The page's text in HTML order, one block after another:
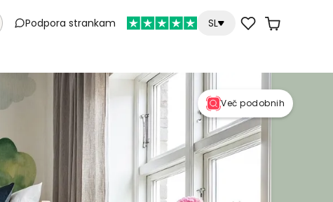
Podpora strankam SL
Več podobnih